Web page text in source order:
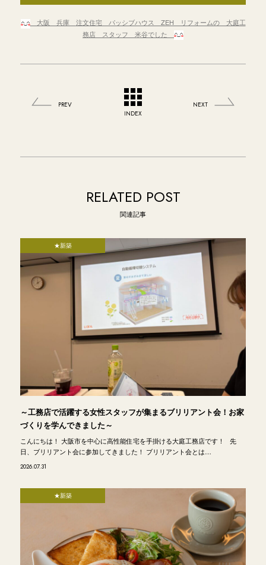
大阪 兵庫 注文住宅 パッシブハウス ZEH リフォームの 大庭工
務店 スタッフ 米谷でした
PREV
INDEX
NEXT
RELATED POST
関連記事
★新築
～工務店で活躍する女性スタッフが集まるブリリアント会！お家
づくりを学んできました～
こんにちは！ 大阪市を中心に高性能住宅を手掛ける大庭工務店です！ 先
日、ブリリアント会に参加してきました！ ブリリアント会とは…
2026.07.31
★新築